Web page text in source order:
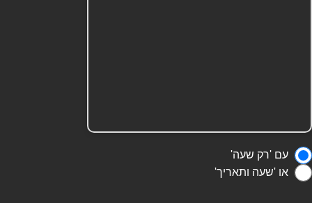
עם 'רק שעה'
או 'שעה ותאריך'